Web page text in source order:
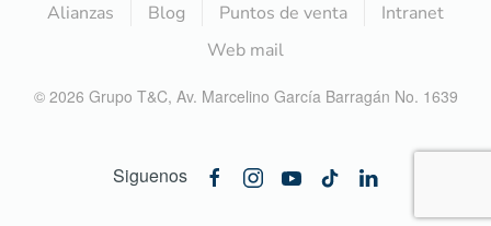
Alianzas Blog Puntos de venta
Intranet
Web mail
© 2026 Grupo T&C, Av. Marcelino García Barragán No. 1639
Siguenos